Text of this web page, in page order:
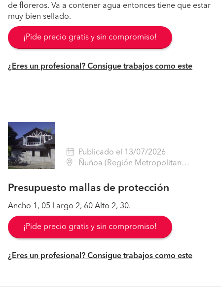
de floreros. Va a contener agua entonces tiene que estar
muy bien sellado.
¡Pide precio gratis y sin compromiso!
¿Eres un profesional? Consigue trabajos como este
Publicado el 13/07/2026
Ñuñoa (Región Metropolitana - Santiago)
Presupuesto mallas de protección
Ancho 1, 05 Largo 2, 60 Alto 2, 30.
¡Pide precio gratis y sin compromiso!
¿Eres un profesional? Consigue trabajos como este